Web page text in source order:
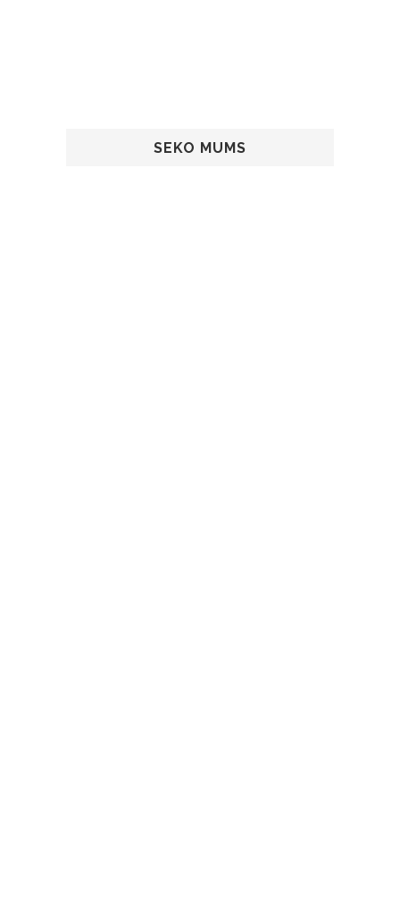
SEKO MUMS